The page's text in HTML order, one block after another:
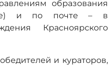
образования
и по почте – в
Красноярского
и кураторов,